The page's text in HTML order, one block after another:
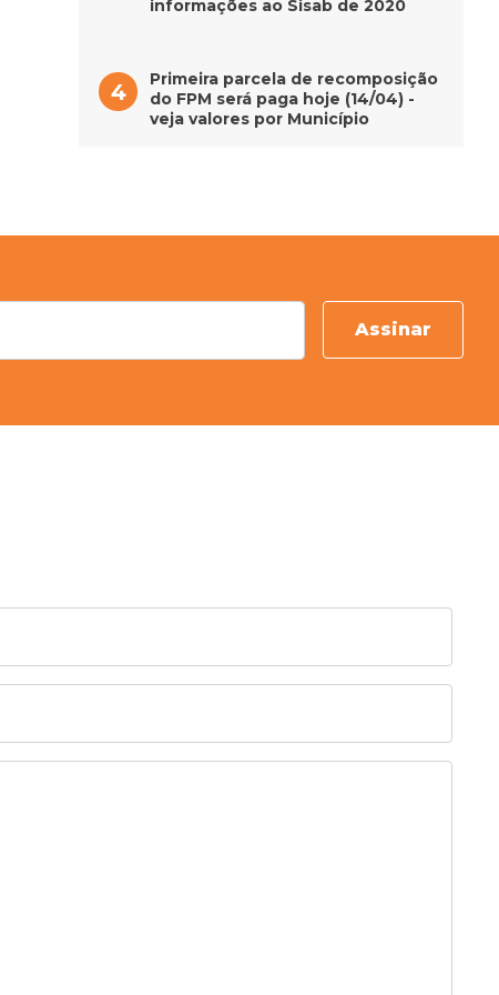
informações ao Sisab de 2020
Primeira parcela de recomposição
do FPM será paga hoje (14/04) -
veja valores por Município
Assinar